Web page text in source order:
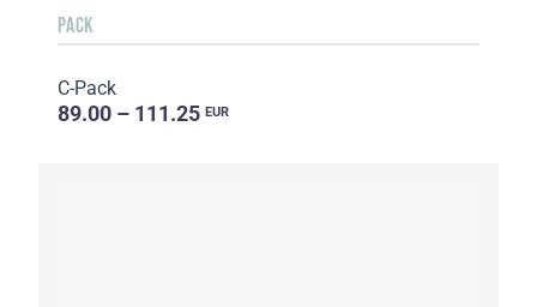
PACK
C-Pack
89.00 – 111.25 EUR